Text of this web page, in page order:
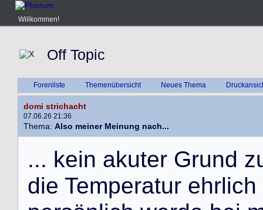
Willkommen!
Off Topic
Forenliste Themenübersicht Neues Thema
domi strichacht
07.06.26 21:36
Thema: Also meiner Meinung nach...
... kein akuter Grund z
die Temperatur ehrlich